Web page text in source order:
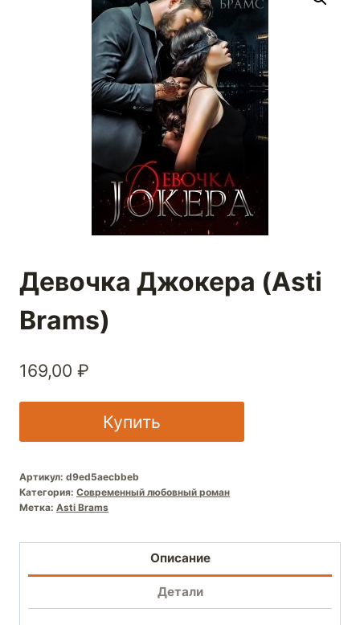
Девочка Джокера (Asti
Brams)
169,00 ₽
Купить
Артикул: d9ed5aecbbeb
Категория: Современный любовный роман
Метка: Asti Brams
Описание
Детали